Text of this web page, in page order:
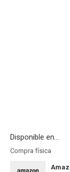
Disponible en...
Compra física